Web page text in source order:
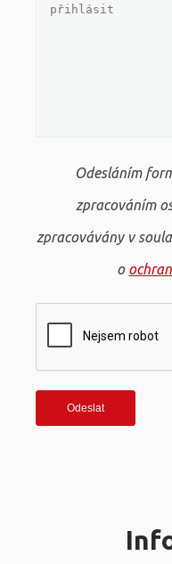
Odesláním
zpracováním
zpracovávány v
o